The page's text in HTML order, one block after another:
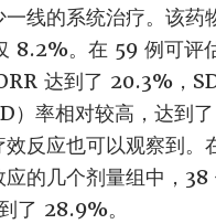
一线的系统治疗。该药
8.2%。在 59 例可评
达到了 20.3%，
）率相对较高，达到
效反应也可以观察到。
应的几个剂量组中，38
了 28.9%。